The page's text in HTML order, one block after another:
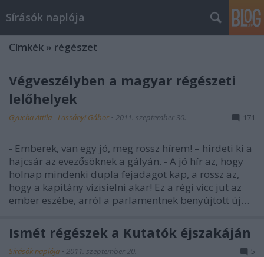
Sírásók naplója
Címkék » régészet
Végveszélyben a magyar régészeti
lelőhelyek
Gyucha Attila - Lassányi Gábor • 2011. szeptember 30. 171
- Emberek, van egy jó, meg rossz hírem! – hirdeti ki a
hajcsár az evezősöknek a gályán. - A jó hír az, hogy
holnap mindenki dupla fejadagot kap, a rossz az,
hogy a kapitány vízisíelni akar! Ez a régi vicc jut az
ember eszébe, arról a parlamentnek benyújtott új…
Ismét régészek a Kutatók éjszakáján
Sírásók naplója • 2011. szeptember 20. 5